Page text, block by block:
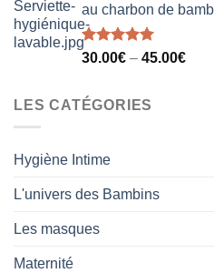
au charbon de
Note5.00
30.00€ – 45.00€
LES CATÉGORIES
Hygiène Intime
L'univers des Bambins
Les masques
Maternité